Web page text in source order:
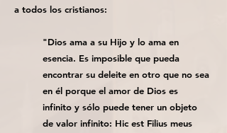
a todos los cristianos:
"Dios ama a su Hijo y lo ama en
esencia. Es imposible que pueda
encontrar su deleite en otro que no sea
en él porque el amor de Dios es
infinito y sólo puede tener un objeto
de valor infinito: Hic est Filius meus